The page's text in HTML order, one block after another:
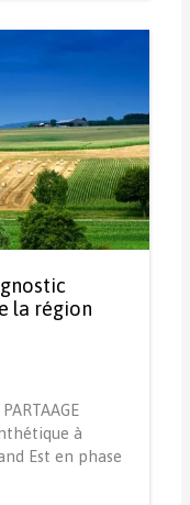
la région
à
Est en phase